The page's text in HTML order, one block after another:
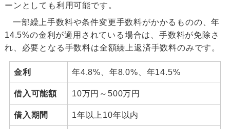
ーンとしても利用可能です。
一部繰上手数料や条件変更手数料がかかるものの、年
14.5%の金利が適用されている場合は、手数料が免除さ
れ、必要となる手数料は全額繰上返済手数料のみです。
金利 年4.8%、年8.0%、年14.5%
借入可能額 10万円～500万円
借入期間 1年以上10年以内